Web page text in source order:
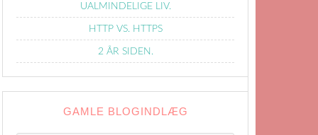
UALMINDELIGE LIV.
HTTP VS. HTTPS
2 ÅR SIDEN.
GAMLE BLOGINDLÆG